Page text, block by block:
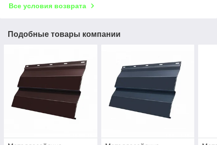
Все условия возврата
Подобные товары компании